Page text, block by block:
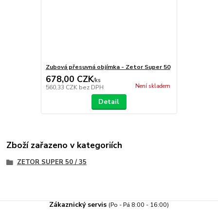
Zubová přesuvná objímka - Zetor Super 50
678,00 CZK/ks
560,33 CZK bez DPH Není skladem
Detail
Zboží zařazeno v kategoriích
ZETOR SUPER 50 / 35
Zákaznický servis (Po - Pá 8:00 - 16:00)